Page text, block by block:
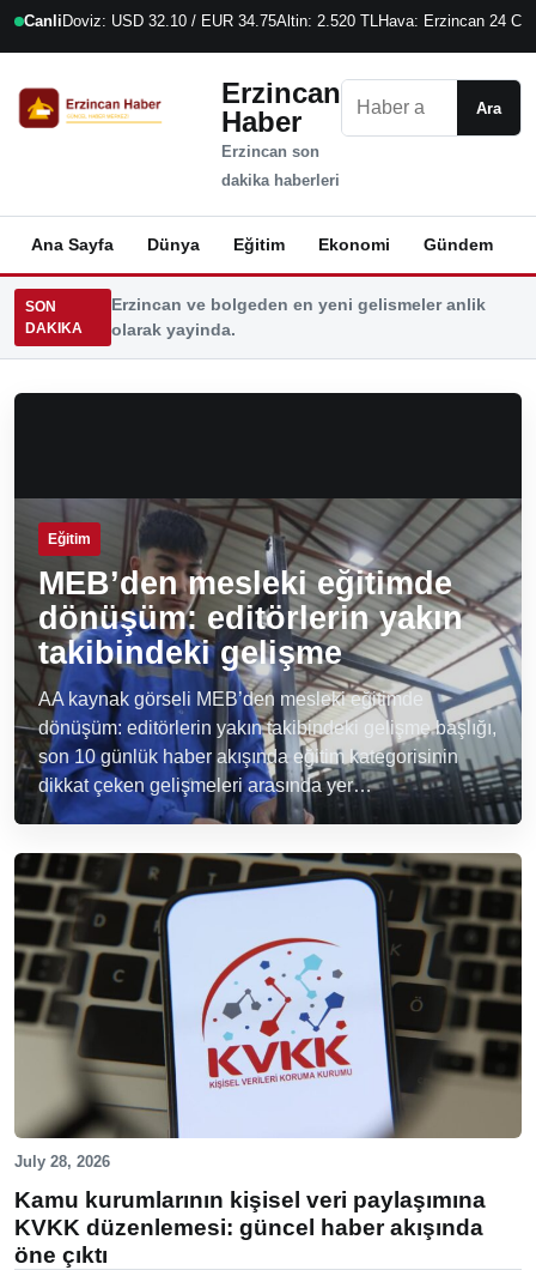
Canli Doviz: USD 32.10 / EUR 34.75Altin: 2.520 TLHava: Erzincan 24 C
Erzincan
Haber
Erzincan son
dakika haberleri
Ara
Ana Sayfa Dünya Eğitim Ekonomi Gündem
SON
DAKIKA
Erzincan ve bolgeden en yeni gelismeler anlik
olarak yayinda.
Eğitim
MEB’den mesleki eğitimde
dönüşüm: editörlerin yakın
takibindeki gelişme
AA kaynak görseli MEB’den mesleki eğitimde
dönüşüm: editörlerin yakın takibindeki gelişme başlığı,
son 10 günlük haber akışında eğitim kategorisinin
dikkat çeken gelişmeleri arasında yer…
July 28, 2026
Kamu kurumlarının kişisel veri paylaşımına
KVKK düzenlemesi: güncel haber akışında
öne çıktı